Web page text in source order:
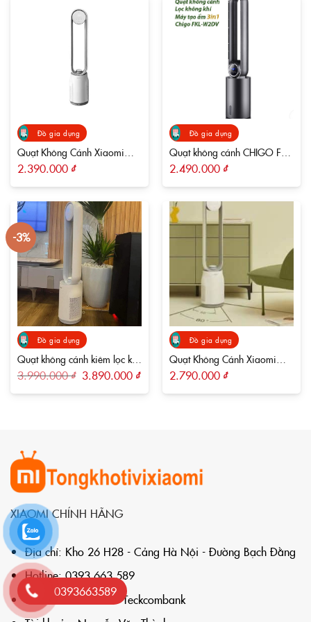
Đồ gia dụng
Quạt Không Cánh Xiaomi
Keheal A2
2.390.000 ₫
Đồ gia dụng
Quạt không cánh CHIGO FKL-
W2DV
2.490.000 ₫
-3%
Đồ gia dụng
Quạt không cánh kiêm lọc khí
Keheal A4 Pro Bản Việt
3.990.000₫ Giá
gốc
là:
3.890.000 ₫Giá
tại
Đồ gia dụng
Quạt Không Cánh Xiaomi
KEHEAL A3 Cao Cấp
2.790.000 ₫
XIAOMI CHÍNH HÃNG
Địa chỉ: Kho 26 H28 - Cảng Hà Nội - Đường Bạch Đằng
Hotline: 0393 663 589
STK: 3592688888 - Teckcombank
0393663589